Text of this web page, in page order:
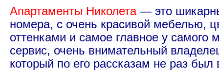
Апартаменты Николета — это
номера, с очень красивой мебелью,
оттенками и самое главное у самого
сервис, очень внимательный
который по его рассказам не раз